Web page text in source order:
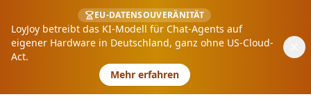
EU-DATENSOUVERÄNITÄT
LoyJoy betreibt das KI-Modell für Chat-Agents auf
eigener Hardware in Deutschland, ganz ohne US-Cloud-
Act.
Mehr erfahren